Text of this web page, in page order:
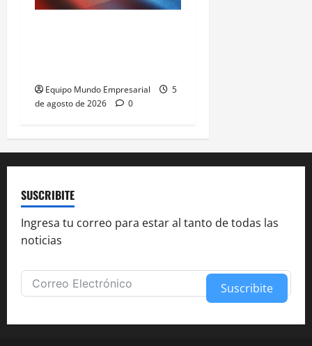
Equipo Mundo Empresarial
5
de agosto de 2026
0
SUSCRIBITE
Ingresa tu correo para estar al tanto de todas las
noticias
Suscribite